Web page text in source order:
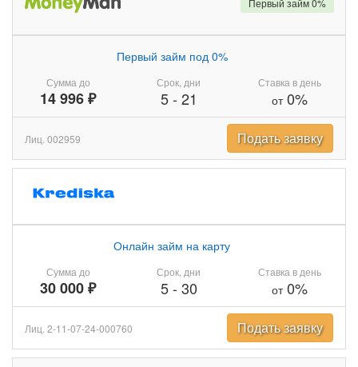
Сумма до
14 996 ₽
Первый займ под 0%
Срок, дни
5- 21
Ставка в день
от0%
Первый займ 0%
Лиц. 002959 Подать заявку
Сумма до
30 000 ₽
Онлайн займ на карту
Срок, дни
5- 30
Ставка в день
от0%
Лиц. 2-11-07-24-000760 Подать заявку